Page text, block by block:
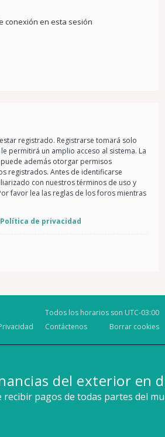
conexión en esta sesión
registrado. Registrarse tomará solo
permitirá un amplio acceso al sistema. La
además otorgar permisos
registrados. Antes de identificarse
con nuestros términos de uso y
favor lea las reglas de los foros mientras
Política de privacidad
Todos los horarios son UTC-03:00
Borrar cookies
Contáctenos
del exterior en
recibir pagos de todas partes del